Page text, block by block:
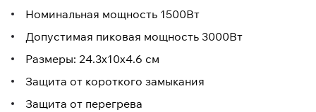
Номинальная мощность 1500Вт
Допустимая пиковая мощность 3000Вт
Размеры: 24.3x10x4.6 см
Защита от короткого замыкания
Защита от перегрева